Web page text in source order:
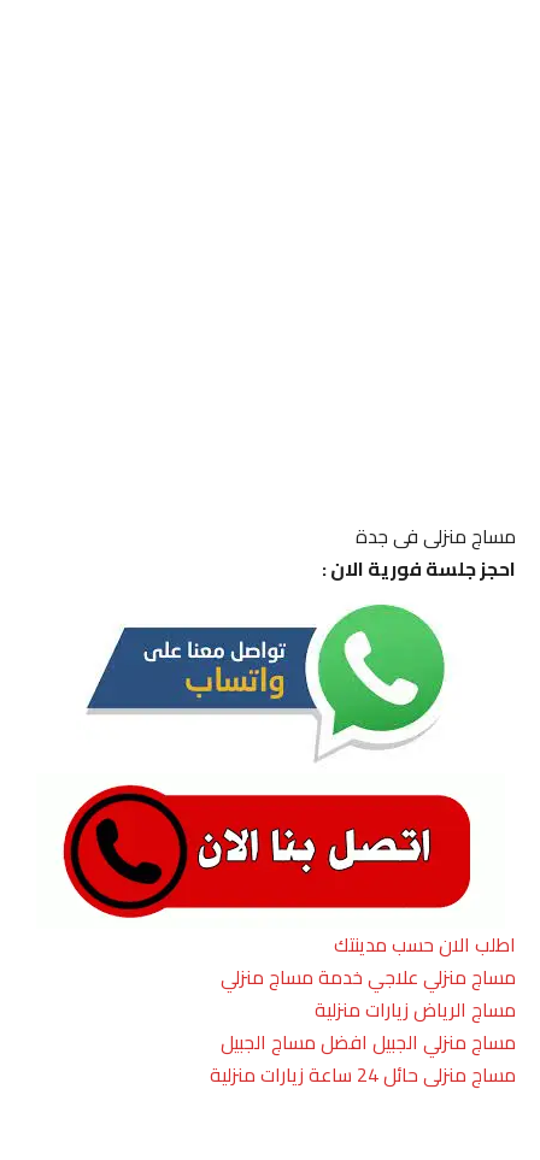
مساج منزلى فى جدة
احجز جلسة فورية الان :
اطلب الان حسب مدينتك
مساج منزلي علاجي خدمة مساج منزلي
مساج الرياض زيارات منزلية
مساج منزلي الجبيل افضل مساج الجبيل
مساج منزلى حائل 24 ساعة زيارات منزلية